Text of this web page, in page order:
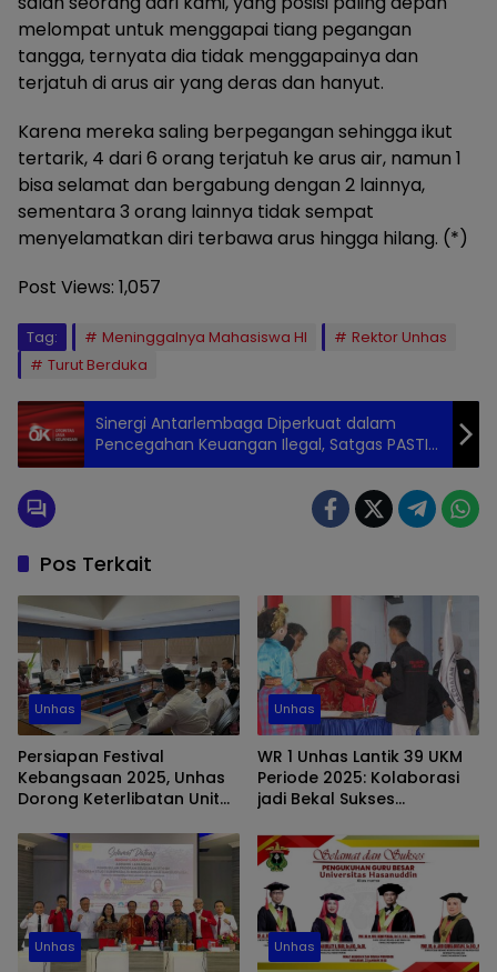
melompat untuk menggapai tiang pegangan
tangga, ternyata dia tidak menggapainya dan
terjatuh di arus air yang deras dan hanyut.
Karena mereka saling berpegangan sehingga ikut
tertarik, 4 dari 6 orang terjatuh ke arus air, namun 1
bisa selamat dan bergabung dengan 2 lainnya,
sementara 3 orang lainnya tidak sempat
menyelamatkan diri terbawa arus hingga hilang. (*)
Post Views: 1,057
Tag: Meninggalnya Mahasiswa HI
Rektor Unhas
Turut Berduka
Sinergi Antarlembaga Diperkuat dalam
Pencegahan Keuangan Ilegal, Satgas PASTI
Gelar High Level Meeting
Pos Terkait
Unhas
Persiapan Festival
Kebangsaan 2025, Unhas
Dorong Keterlibatan Unit
Keselamatan Kerja
Unhas
WR 1 Unhas Lantik 39 UKM
Periode 2025: Kolaborasi
jadi Bekal Sukses
Unhas Unhas